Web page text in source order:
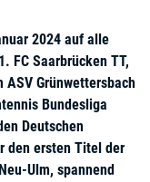
2024 auf alle
FC Saarbrücken TT,
ASV Grünwettersbach
Bundesliga
Deutschen
den ersten Titel der
Ulm, spannend